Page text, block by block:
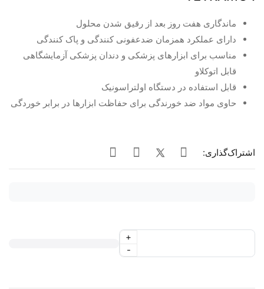
ماندگاری هفت روز بعد از رقیق شدن محلول
دارای عملکرد همزمان ضدعفونی کنندگی و پاک کنندگی
مناسب برای ابزارهای پزشکی و دندان پزشکی آزمایشگاهی
قابل اتوکلاو
قابل استفاده در دستگاه اولتراسونیک
حاوی مواد ضد خورندگی برای حفاظت ابزارها در برابر خوردگی
اشتراک‌گذاری:
-
+